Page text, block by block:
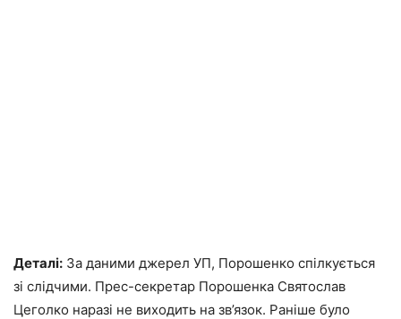
Деталі: За даними джерел УП, Порошенко спілкується
зі слідчими. Прес-секретар Порошенка Святослав
Цеголко наразі не виходить на зв’язок. Раніше було